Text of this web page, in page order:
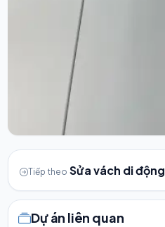
Tiếp theo Sửa vách di động
Dự án liên quan